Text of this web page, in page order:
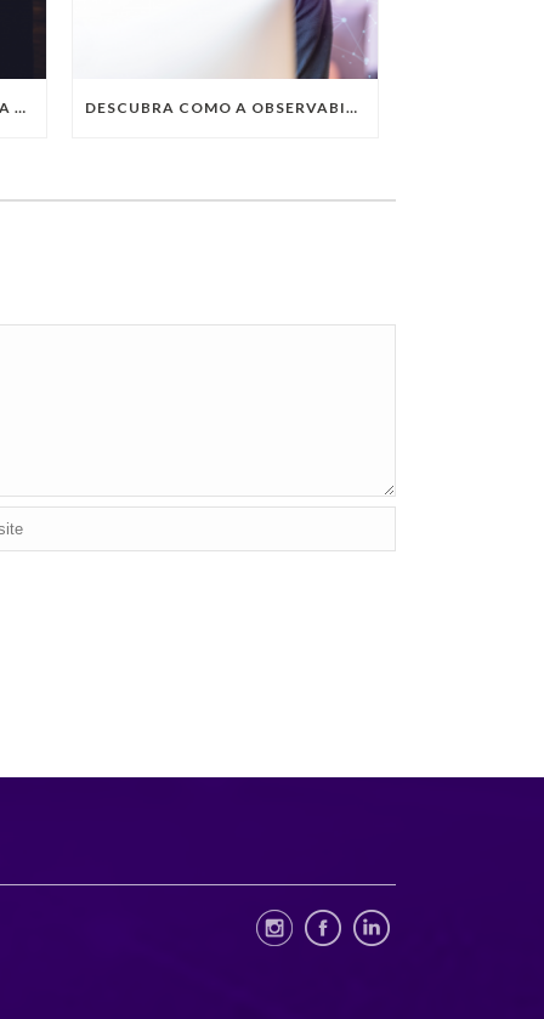
QUAIS SÃO AS TENDÊNCIAS DA TECNOLOGIA DA INFORMAÇÃO PARA 2023? DESCUBRA COMO A OBSERVABILITY IMPULSIONA O SUCESSO DO SEU NEGÓCIO